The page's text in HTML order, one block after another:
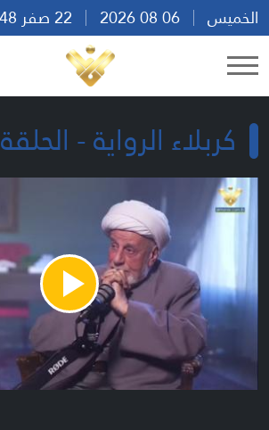
الخميس
05:05
كربلاء الرواية - الحلقة 6
Play
Video